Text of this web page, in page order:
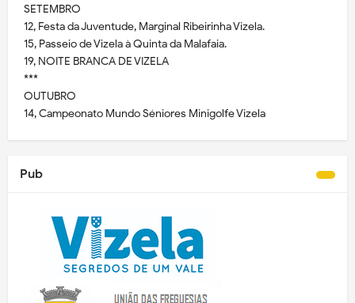
SETEMBRO
12, Festa da Juventude, Marginal Ribeirinha Vizela.
15, Passeio de Vizela à Quinta da Malafaia.
19, NOITE BRANCA DE VIZELA
***
OUTUBRO
14, Campeonato Mundo Séniores Minigolfe Vizela
Pub